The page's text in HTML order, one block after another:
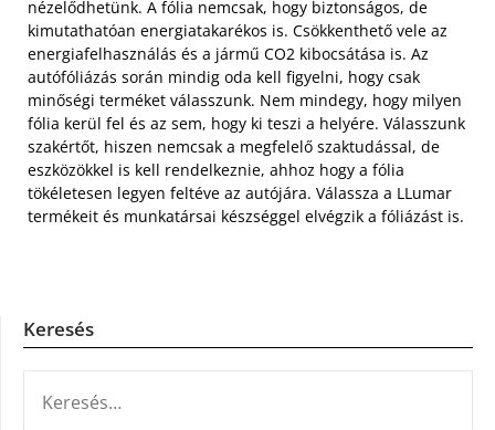
nézelődhetünk. A fólia nemcsak, hogy biztonságos, de
kimutathatóan energiatakarékos is. Csökkenthető vele az
energiafelhasználás és a jármű CO2 kibocsátása is. Az
autófóliázás során mindig oda kell figyelni, hogy csak
minőségi terméket válasszunk. Nem mindegy, hogy milyen
fólia kerül fel és az sem, hogy ki teszi a helyére. Válasszunk
szakértőt, hiszen nemcsak a megfelelő szaktudással, de
eszközökkel is kell rendelkeznie, ahhoz hogy a fólia
tökéletesen legyen feltéve az autójára. Válassza a LLumar
termékeit és munkatársai készséggel elvégzik a fóliázást is.
Keresés